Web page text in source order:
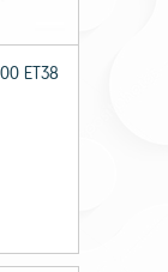
ET38